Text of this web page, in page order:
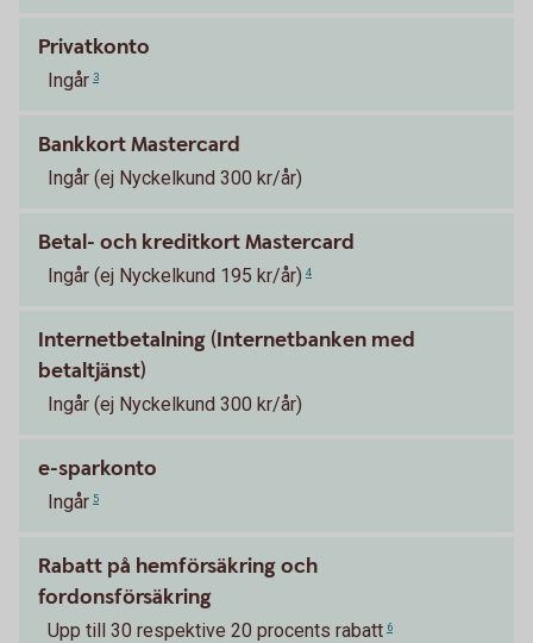
Privatkonto
Ingår 3
Bankkort Mastercard
Ingår (ej Nyckelkund 300 kr/år)
Betal- och kreditkort Mastercard
Ingår (ej Nyckelkund 195 kr/år) 4
Internetbetalning (Internetbanken med
betaltjänst)
Ingår (ej Nyckelkund 300 kr/år)
e-sparkonto
Ingår 5
Rabatt på hemförsäkring och
fordonsförsäkring
Upp till 30 respektive 20 procents rabatt 6